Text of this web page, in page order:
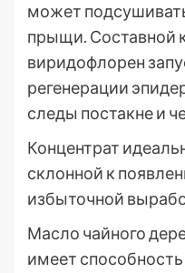
может
прыщи. Составной
виридофлорен
регенерации
следы постакне и
Концентрат
склонной к
избыточной
Масло чайного
имеет